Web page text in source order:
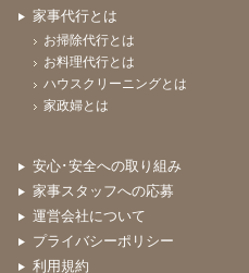
家事代行とは
お掃除代行とは
お料理代行とは
ハウスクリーニングとは
家政婦とは
安心･安全への取り組み
家事スタッフへの応募
運営会社について
プライバシーポリシー
利用規約